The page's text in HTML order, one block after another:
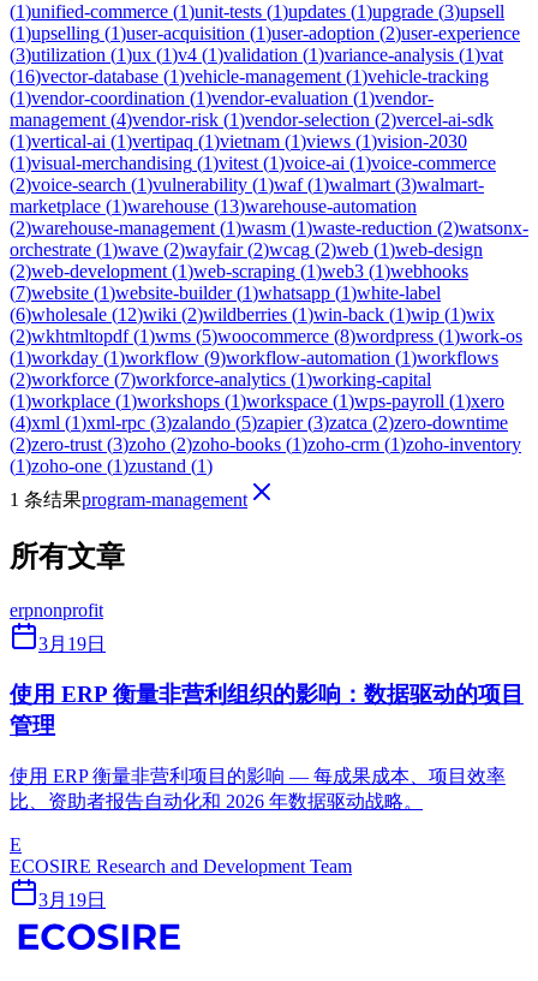
(1)unified-commerce (1)unit-tests (1)updates (1)upgrade (3)upsell
(1)upselling (1)user-acquisition (1)user-adoption (2)user-experience
(3)utilization (1)ux (1)v4 (1)validation (1)variance-analysis (1)vat
(16)vector-database (1)vehicle-management (1)vehicle-tracking
(1)vendor-coordination (1)vendor-evaluation (1)vendor-
management (4)vendor-risk (1)vendor-selection (2)vercel-ai-sdk
(1)vertical-ai (1)vertipaq (1)vietnam (1)views (1)vision-2030
(1)visual-merchandising (1)vitest (1)voice-ai (1)voice-commerce
(2)voice-search (1)vulnerability (1)waf(1)walmart (3)walmart-
marketplace (1)warehouse (13)warehouse-automation
(2)warehouse-management (1)wasm (1)waste-reduction (2)watsonx-
orchestrate (1)wave (2)wayfair(2)wcag (2)web (1)web-design
(2)web-development (1)web-scraping (1)web3 (1)webhooks
(7)website (1)website-builder(1)whatsapp (1)white-label
(6)wholesale (12)wiki (2)wildberries (1)win-back (1)wip (1)wix
(2)wkhtmltopdf(1)wms (5)woocommerce (8)wordpress (1)work-os
(1)workday (1)workflow (9)workflow-automation (1)workflows
(2)workforce (7)workforce-analytics (1)working-capital
(1)workplace (1)workshops (1)workspace (1)wps-payroll (1)xero
(4)xml (1)xml-rpc (3)zalando (5)zapier(3)zatca (2)zero-downtime
(2)zero-trust (3)zoho (2)zoho-books (1)zoho-crm (1)zoho-inventory
(1)zoho-one (1)zustand (1)
1 条结果program-management
所有文章
erpnonprofit
3月19日
使用 ERP 衡量非营利组织的影响：数据驱动的项目
管理
使用 ERP 衡量非营利项目的影响 — 每成果成本、项目效率
比、资助者报告自动化和 2026 年数据驱动战略。
E
ECOSIRE Research and Development Team
3月19日